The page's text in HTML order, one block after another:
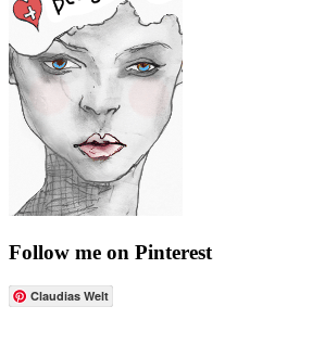
Follow me on Pinterest
Claudias Welt